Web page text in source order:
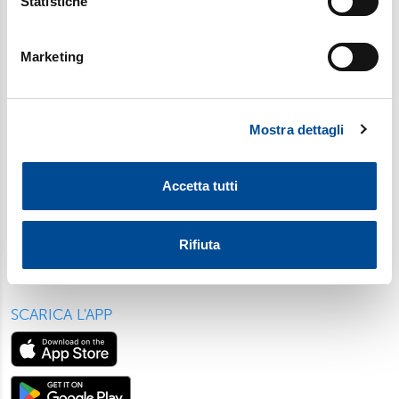
geografica, con un'approssimazione di qualche
Identificare il tuo dispositivo, scansionandolo
Approfondisci come vengono elaborati i tuoi dati personali
dalla Dichiarazione sui cookie.
Utilizziamo i cookie per personalizzare contenuti ed
nostri partner, che si occupano di analisi dei dati web,
pubblicità e social media, i quali potrebbero combinarle
con altre informazioni che ha fornito loro o che hanno
raccolto dal suo utilizzo dei loro servizi. Scegliendo
Marketing
Mostra dettagli
Accetta tutti
Rifiuta
SCARICA L'APP